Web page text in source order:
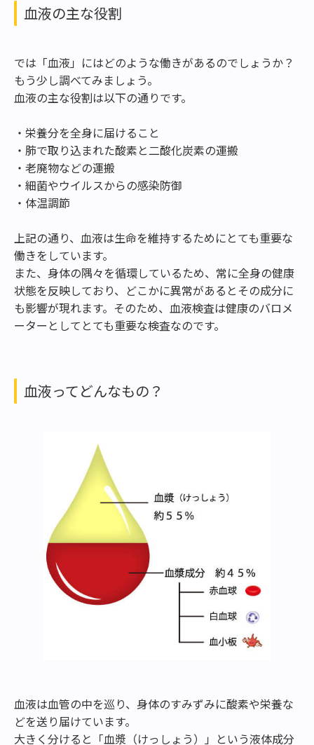
血液の主な役割
では「血液」にはどのような働きがあるのでしょうか？
もう少し調べてみましょう。
血液の主な役割は以下の通りです。
・栄養分を全身に届けること
・肺で取り込まれた酸素と二酸化炭素の運搬
・老廃物などの運搬
・細菌やウイルスからの感染防御
・体温調節
上記の通り、血液は生命を維持するためにとても重要な
働きをしています。
また、身体の隅々を循環しているため、常に全身の健康
状態を反映しており、どこかに異常があるとその成分に
も影響が現れます。そのため、血液検査は健康のバロメ
ーターとしてとても重要な検査なのです。
血液ってどんなもの？
血液は血管の中を巡り、身体のすみずみに酸素や栄養な
どを送り届けています。
大きく分けると「血漿（けっしょう）」という液体成分